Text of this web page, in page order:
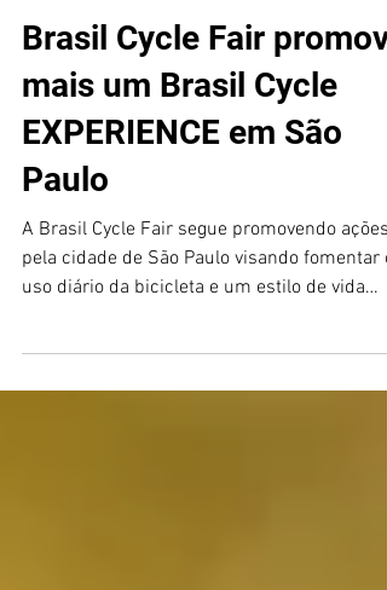
Nada Pedala Corre Ramon Costa
3 de ago. de 2017
2 min de leitura
Brasil Cycle Fair promove
mais um Brasil Cycle
EXPERIENCE em São
Paulo
A Brasil Cycle Fair segue promovendo ações
uso diário da bicicleta e um estilo de vida